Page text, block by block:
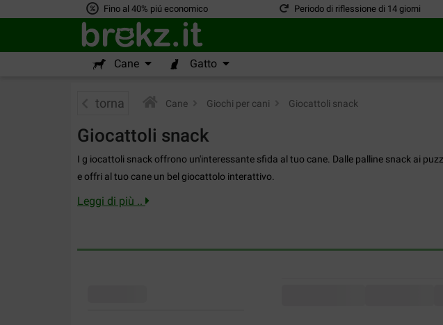
Fino al 40% piú economico Periodo di riflessione di 14 giorni
Cane Gatto
torna Cane Giochi per cani Giocattoli snack
Giocattoli snack
I g iocattoli snack offrono un'interessante sfida al tuo cane. Dalle palline snack ai
e offri al tuo cane un bel giocattolo interattivo.
Leggi di più ..